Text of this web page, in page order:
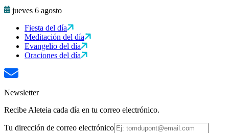
jueves 6 agosto
Fiesta del día
Meditación del día
Evangelio del día
Oraciones del día
Newsletter
Recibe Aleteia cada día en tu correo electrónico.
Tu dirección de correo electrónico